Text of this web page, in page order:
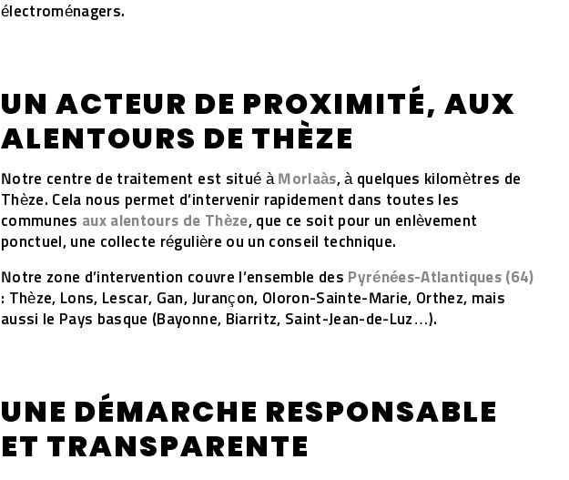
électroménagers.
UN ACTEUR DE PROXIMITÉ, AUX
ALENTOURS DE THÈZE
Notre centre de traitement est situé à Morlaàs, à quelques kilomètres de
Thèze. Cela nous permet d’intervenir rapidement dans toutes les
communes aux alentours de Thèze, que ce soit pour un enlèvement
ponctuel, une collecte régulière ou un conseil technique.
Notre zone d’intervention couvre l’ensemble des Pyrénées-Atlantiques (64)
: Thèze, Lons, Lescar, Gan, Jurançon, Oloron-Sainte-Marie, Orthez, mais
aussi le Pays basque (Bayonne, Biarritz, Saint-Jean-de-Luz…).
UNE DÉMARCHE RESPONSABLE
ET TRANSPARENTE